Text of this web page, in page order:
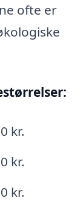
ofte er
kr.
kr.
kr.